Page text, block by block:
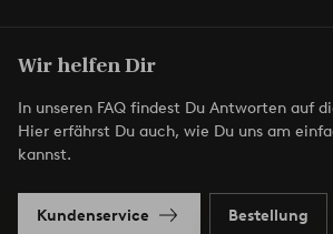
Wir helfen Dir
In unseren FAQ findest Du Antworten auf
Hier erfährst Du auch, wie Du uns am
kannst.
Kundenservice Bestellung